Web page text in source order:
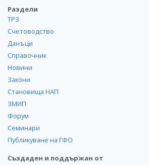
Раздели
ТРЗ
Счетоводство
Данъци
Справочник
Новини
Закони
Становища НАП
ЗМИП
Форум
Семинари
Публикуване на ГФО
Създаден и поддържан от